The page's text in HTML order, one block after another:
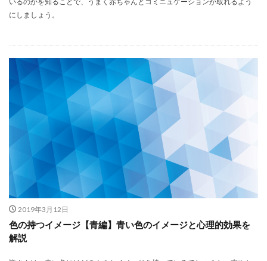
にしましょう。
2019年3月12日
色の持つイメージ【青編】青い色のイメージと心理的効果を
解説